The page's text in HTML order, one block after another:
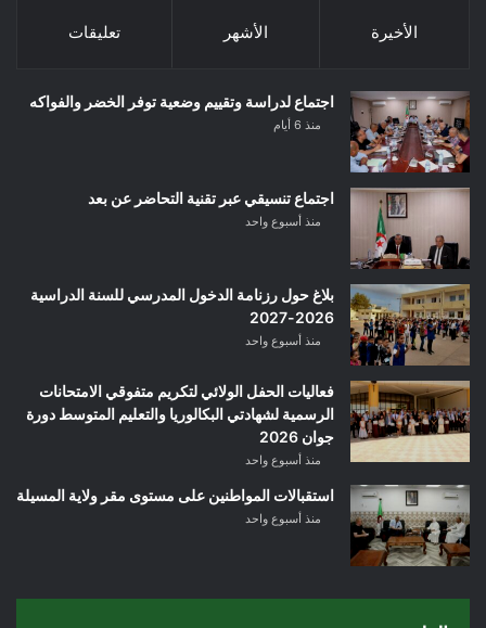
الأخيرة الأشهر تعليقات
اجتماع لدراسة وتقييم وضعية توفر الخضر والفواكه
منذ 6 أيام
اجتماع تنسيقي عبر تقنية التحاضر عن بعد
منذ أسبوع واحد
بلاغ حول رزنامة الدخول المدرسي للسنة الدراسية
2026-2027
منذ أسبوع واحد
فعاليات الحفل الولائي لتكريم متفوقي الامتحانات
الرسمية لشهادتي البكالوريا والتعليم المتوسط دورة
جوان 2026
منذ أسبوع واحد
استقبالات المواطنين على مستوى مقر ولاية المسيلة
منذ أسبوع واحد